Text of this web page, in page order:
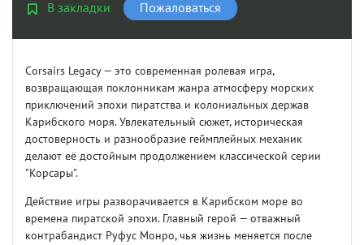
В закладки Пожаловаться
Corsairs Legacy — это современная ролевая игра,
возвращающая поклонникам жанра атмосферу морских
приключений эпохи пиратства и колониальных держав
Карибского моря. Увлекательный сюжет, историческая
достоверность и разнообразие геймплейных механик
делают её достойным продолжением классической серии
"Корсары".
Действие игры разворачивается в Карибском море во
времена пиратской эпохи. Главный герой — отважный
контрабандист Руфус Монро, чья жизнь меняется после